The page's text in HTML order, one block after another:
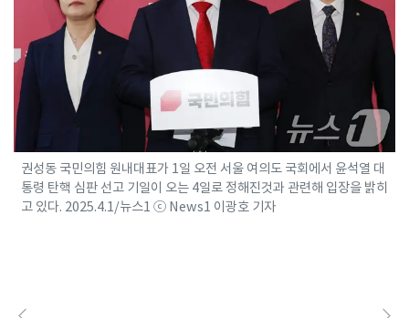
권성동 국민의힘 원내대표가 1일 오전 서울 여의도 국회에서 윤석열 대
통령 탄핵 심판 선고 기일이 오는 4일로 정해진것과 관련해 입장을 밝히
고 있다. 2025.4.1/뉴스1 ⓒ News1 이광호 기자